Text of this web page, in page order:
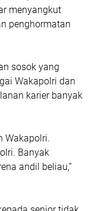
menyangkut
penghormatan
sosok yang
Wakapolri dan
karier banyak
Wakapolri.
Banyak
andil beliau,”